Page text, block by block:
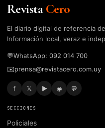
RevistaCero
El diario digital de referencia
Información local, veraz e
💬WhatsApp: 092 014 700
✉️prensa@revistacero.com.uy
f 𝕏 ▶ ◉ 💬
SECCIONES
Policiales